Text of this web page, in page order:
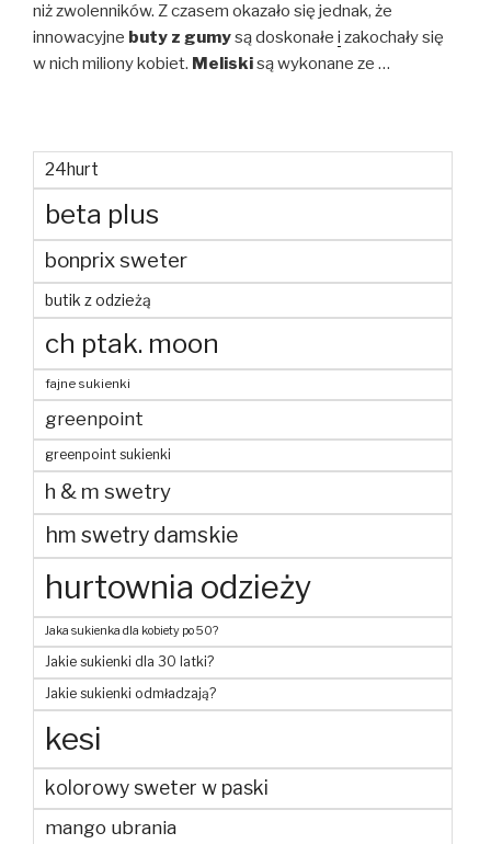
niż zwolenników. Z czasem okazało się jednak, że
innowacyjne buty z gumysą doskonałe i zakochały się
w nich miliony kobiet. Meliskisą wykonane ze …
24hurt
beta plus
bonprix sweter
butik z odzieżą
ch ptak. moon
fajne sukienki
greenpoint
greenpoint sukienki
h & m swetry
hm swetry damskie
hurtownia odzieży
Jaka sukienka dla kobiety po 50?
Jakie sukienki dla 30 latki?
Jakie sukienki odmładzają?
kesi
kolorowy sweter w paski
mango ubrania